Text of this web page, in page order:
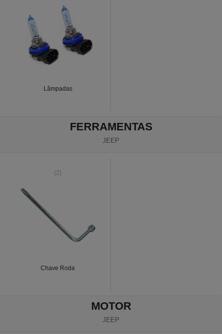
Lâmpadas
FERRAMENTAS
JEEP
(2)
Chave Roda
MOTOR
JEEP